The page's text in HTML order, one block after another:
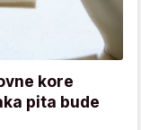
kore
pita bude